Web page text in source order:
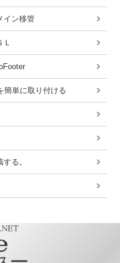
イン移管
簡単に取り付ける
る。